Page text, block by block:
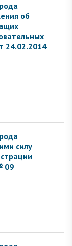
об
24.02.2014
силу
09